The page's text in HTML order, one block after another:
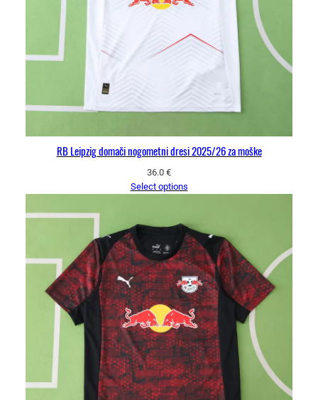
RB Leipzig domači nogometni dresi 2025/26 za moške
36.0 €
Select options